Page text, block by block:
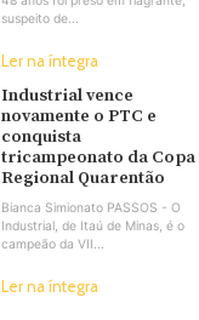
suspeito de...
Ler na íntegra
Industrial vence
novamente o PTC e
conquista
tricampeonato da Copa
Regional Quarentão
Bianca Simionato PASSOS - O
Industrial, de Itaú de Minas, é o
campeão da VII...
Ler na íntegra